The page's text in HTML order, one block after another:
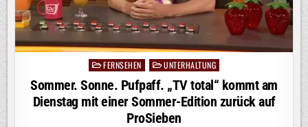
PostedFERNSEHEN UNTERHALTUNG
Sommer. Sonne. Pufpaff. „TV total“ kommt am
Dienstag mit einer Sommer-Edition zurück auf
ProSieben